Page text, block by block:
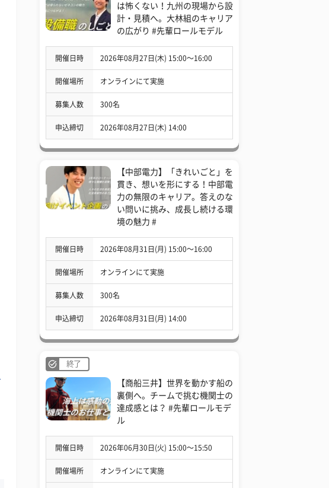
は怖くない！九州の現場から設
計・見積へ。大林組のキャリア
の広がり #先輩ロールモデル
開催日時 2026年08月27日(木) 15:00〜16:00
開催場所 オンラインにて実施
募集人数 300名
申込締切 2026年08月27日(木) 14:00
【中部電力】「きれいごと」を
貫き、想いを形にする！中部電
力の無限のキャリア。答えのな
い問いに挑み、成長し続ける環
境の魅力 #
開催日時 2026年08月31日(月) 15:00〜16:00
開催場所 オンラインにて実施
募集人数 300名
申込締切 2026年08月31日(月) 14:00
終了
【商船三井】世界を動かす船の
裏側へ。チームで挑む機関士の
達成感とは？ #先輩ロールモデ
ル
開催日時 2026年06月30日(火) 15:00〜15:50
開催場所 オンラインにて実施